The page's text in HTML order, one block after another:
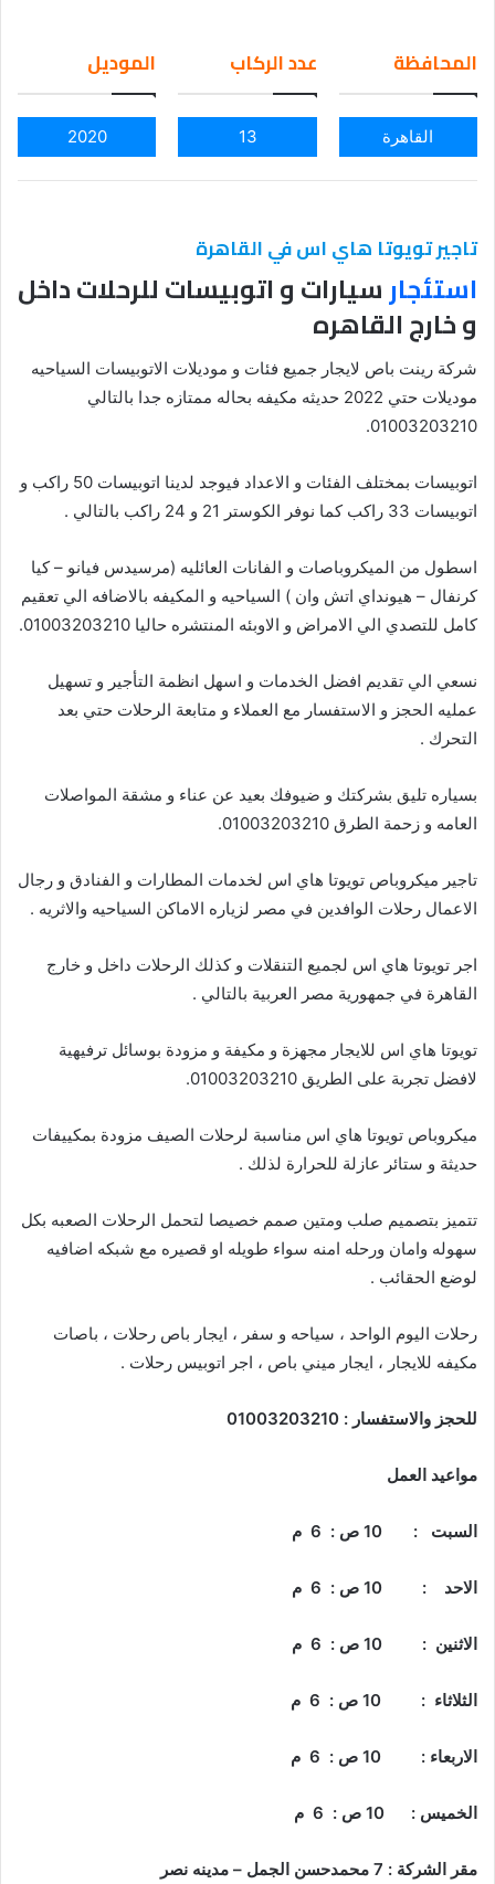
ail
المحافظة
القاهرة
عدد الركاب
13
الموديل
2020
تاجير تويوتا هاي اس في القاهرة
استئجار سيارات و اتوبيسات للرحلات داخل
و خارج القاهره
شركة رينت باص لايجار جميع فئات و موديلات الاتوبيسات السياحيه
موديلات حتي 2022 حديثه مكيفه بحاله ممتازه جدا بالتالي
01003203210.
اتوبيسات بمختلف الفئات و الاعداد فيوجد لدينا اتوبيسات 50 راكب و
اتوبيسات 33 راكب كما نوفر الكوستر 21 و 24 راكب بالتالي .
اسطول من الميكروباصات و الفانات العائليه (مرسيدس فيانو – كيا
كرنفال – هيونداي اتش وان ) السياحيه و المكيفه بالاضافه الي تعقيم
كامل للتصدي الي الامراض و الاوبئه المنتشره حاليا 01003203210.
نسعي الي تقديم افضل الخدمات و اسهل انظمة التأجير و تسهيل
عمليه الحجز و الاستفسار مع العملاء و متابعة الرحلات حتي بعد
التحرك .
بسياره تليق بشركتك و ضيوفك بعيد عن عناء و مشقة المواصلات
العامه و زحمة الطرق 01003203210.
تاجير ميكروباص تويوتا هاي اس لخدمات المطارات و الفنادق و رجال
الاعمال رحلات الوافدين في مصر لزياره الاماكن السياحيه والاثريه .
اجر تويوتا هاي اس لجميع التنقلات و كذلك الرحلات داخل و خارج
القاهرة في جمهورية مصر العربية بالتالي .
تويوتا هاي اس للايجار مجهزة و مكيفة و مزودة بوسائل ترفيهية
لافضل تجربة على الطريق 01003203210.
ميكروباص تويوتا هاي اس مناسبة لرحلات الصيف مزودة بمكييفات
حديثة و ستائر عازلة للحرارة لذلك .
تتميز بتصميم صلب ومتين صمم خصيصا لتحمل الرحلات الصعبه بكل
سهوله وامان ورحله امنه سواء طويله او قصيره مع شبكه اضافيه
لوضع الحقائب .
رحلات اليوم الواحد ، سياحه و سفر ، ايجار باص رحلات ، باصات
مكيفه للايجار ، ايجار ميني باص ، اجر اتوبيس رحلات .
للحجز والاستفسار : 01003203210
مواعيد العمل
السبت : 10 ص : 6 م
الاحد : 10 ص : 6 م
الاثنين : 10 ص : 6 م
الثلاثاء : 10 ص : 6 م
الاربعاء : 10 ص : 6 م
الخميس : 10 ص : 6 م
مقر الشركة : 7 محمدحسن الجمل – مدينه نصر